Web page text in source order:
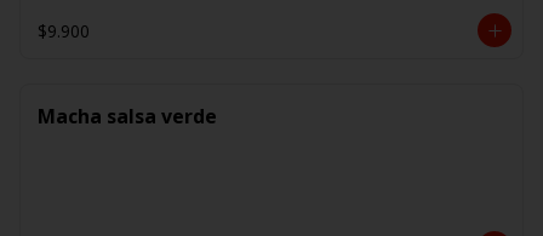
$9.900
Macha salsa verde